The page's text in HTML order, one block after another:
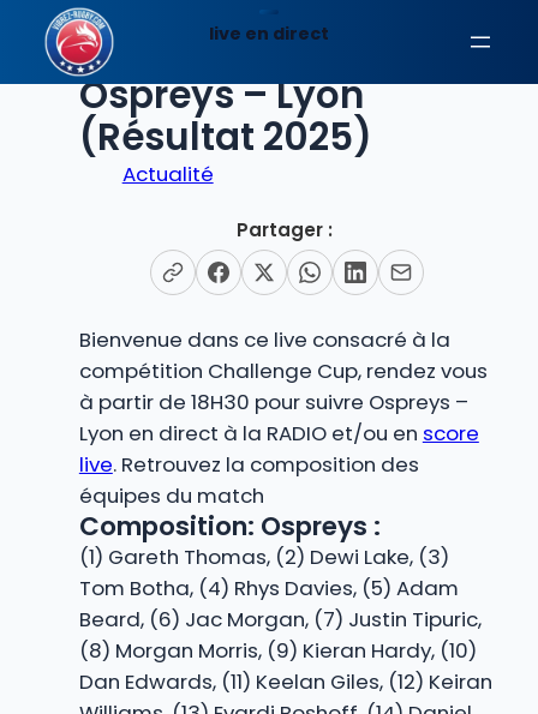
contenu
EN DIRECT
Ospreys – Lyon
(Résultat 2025)
Actualité
Partager :
Bienvenue dans ce live consacré à la
compétition Challenge Cup, rendez vous
à partir de 18H30 pour suivre Ospreys –
Lyon en direct à la RADIO et/ou en score
live. Retrouvez la composition des
équipes du match
Composition: Ospreys :
(1) Gareth Thomas, (2) Dewi Lake, (3)
Tom Botha, (4) Rhys Davies, (5) Adam
Beard, (6) Jac Morgan, (7) Justin Tipuric,
(8) Morgan Morris, (9) Kieran Hardy, (10)
Dan Edwards, (11) Keelan Giles, (12) Keiran
live en direct